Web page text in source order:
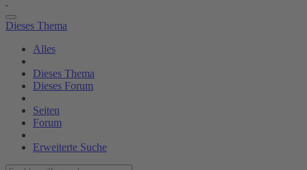
Dieses Thema
Alles
Dieses Thema
Dieses Forum
Seiten
Forum
Erweiterte Suche